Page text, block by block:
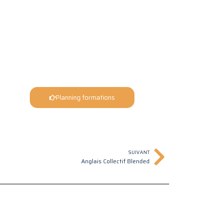
Planning formations
SUIVANT
Anglais Collectif Blended Suivant